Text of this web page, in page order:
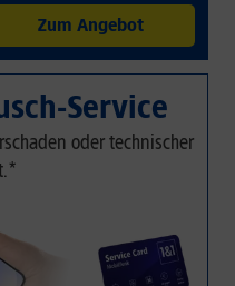
Zum Angebot
Service
oder technischer